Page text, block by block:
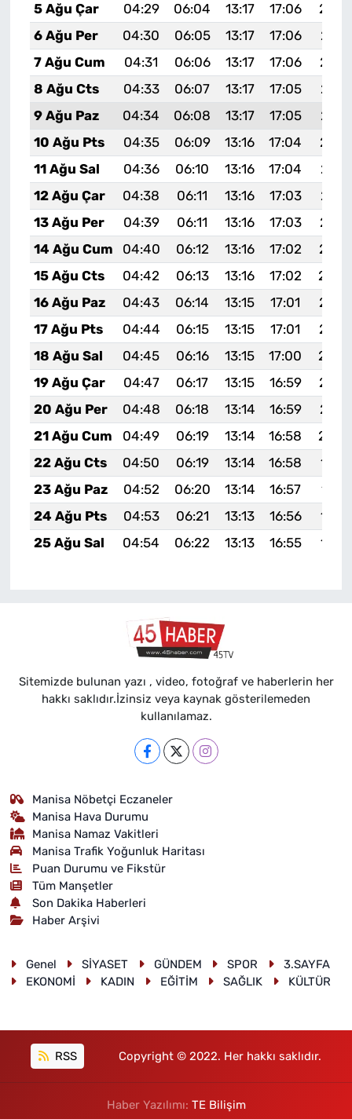
5 Ağu Çar
04:29 06:04 13:17 17:06
6 Ağu Per
04:30 06:05 13:17 17:06
7 Ağu Cum
04:31 06:06 13:17 17:06
8 Ağu Cts
04:33 06:07 13:17 17:05
9 Ağu Paz
04:34 06:08 13:17 17:05
10 Ağu Pts
04:35 06:09 13:16 17:04
11 Ağu Sal
04:36 06:10 13:16 17:04
12 Ağu Çar
04:38 06:11 13:16 17:03
13 Ağu Per
04:39 06:11 13:16 17:03
14 Ağu Cum
04:40 06:12 13:16 17:02
15 Ağu Cts
04:42 06:13 13:16 17:02
16 Ağu Paz
04:43 06:14 13:15 17:01
17 Ağu Pts
04:44 06:15 13:15 17:01
18 Ağu Sal
04:45 06:16 13:15 17:00
19 Ağu Çar
04:47 06:17 13:15 16:59
20 Ağu Per
04:48 06:18 13:14 16:59
21 Ağu Cum
04:49 06:19 13:14 16:58
22 Ağu Cts
04:50 06:19 13:14 16:58
23 Ağu Paz
04:52 06:20 13:14 16:57
19:57
24 Ağu Pts
04:53 06:21 13:13 16:56
25 Ağu Sal
04:54 06:22 13:13 16:55
Sitemizde bulunan yazı , video, fotoğraf ve haberlerin her
hakkı saklıdır.İzinsiz veya kaynak gösterilemeden
kullanılamaz.
Manisa Nöbetçi Eczaneler
Manisa Hava Durumu
Manisa Namaz Vakitleri
Manisa Trafik Yoğunluk Haritası
Puan Durumu ve Fikstür
Tüm Manşetler
Son Dakika Haberleri
Haber Arşivi
Genel SİYASET GÜNDEM SPOR
3.SAYFA
EKONOMİ
KADIN EĞİTİM SAĞLIK KÜLTÜR
RSS Copyright © 2022. Her hakkı saklıdır.
Haber Yazılımı: TE Bilişim